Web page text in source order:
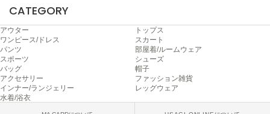
ソフェル
SOMEWHERE BUTTER.
サムウェアバター
SORIN
ソリン
Stylevoice for xxx
CATEGORY
アウター
トップス
ワンピース/ドレス
スカート
パンツ
部屋着/ルームウェア
スポーツ
シューズ
バッグ
帽子
アクセサリー
ファッション雑貨
インナー/ランジェリー
レッグウェア
水着/浴衣